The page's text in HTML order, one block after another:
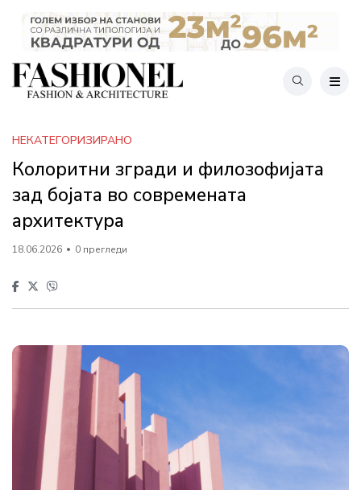
НЕКАТЕГОРИЗИРАНО
Колоритни згради и филозофијата
зад бојата во современата
архитектура
18.06.2026 0 прегледи